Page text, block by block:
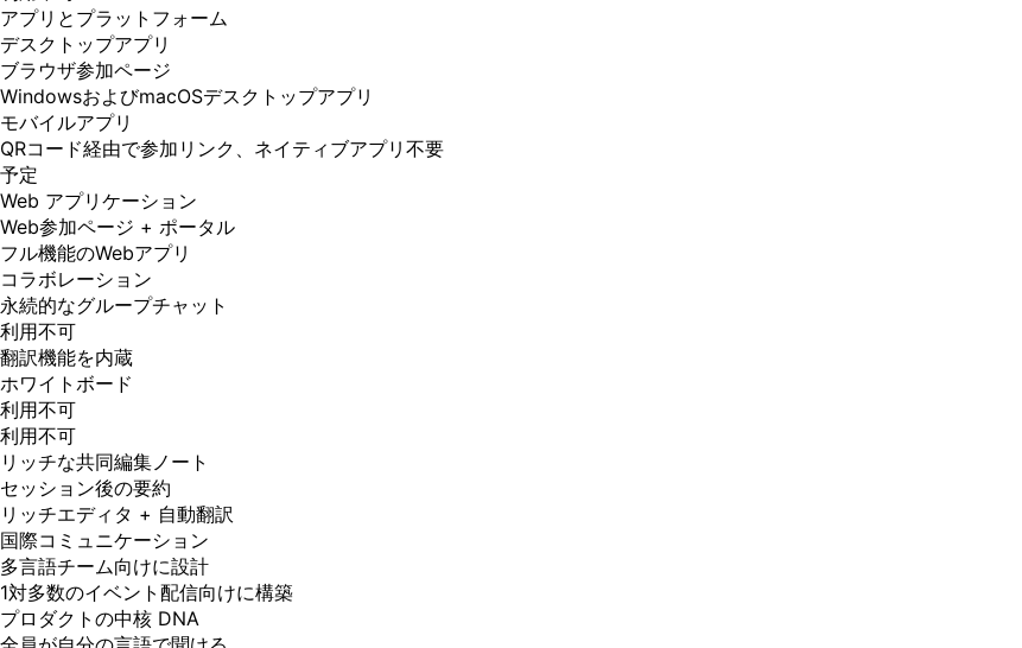
アプリとプラットフォーム
デスクトップアプリ
ブラウザ参加ページ
WindowsおよびmacOSデスクトップアプリ
モバイルアプリ
QRコード経由で参加リンク、ネイティブアプリ不要
予定
Web アプリケーション
Web参加ページ + ポータル
フル機能のWebアプリ
コラボレーション
永続的なグループチャット
利用不可
翻訳機能を内蔵
ホワイトボード
利用不可
利用不可
リッチな共同編集ノート
セッション後の要約
リッチエディタ + 自動翻訳
国際コミュニケーション
多言語チーム向けに設計
1対多数のイベント配信向けに構築
プロダクトの中核 DNA